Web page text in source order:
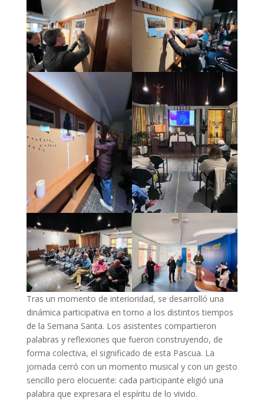
Tras un momento de interioridad, se desarrolló una
dinámica participativa en torno a los distintos tiempos
de la Semana Santa. Los asistentes compartieron
palabras y reflexiones que fueron construyendo, de
forma colectiva, el significado de esta Pascua. La
jornada cerró con un momento musical y con un gesto
sencillo pero elocuente: cada participante eligió una
palabra que expresara el espíritu de lo vivido.